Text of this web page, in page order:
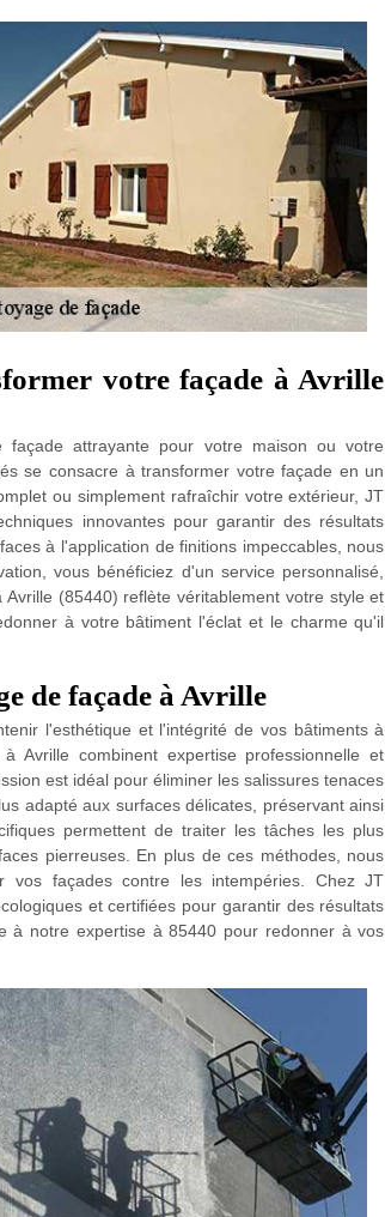
votre façade à Avrille
façade attrayante pour votre maison ou votre
se consacre à transformer votre façade en un
ou simplement rafraîchir votre extérieur, JT
innovantes pour garantir des résultats
à l'application de finitions impeccables, nous
vous bénéficiez d'un service personnalisé,
(85440) reflète véritablement votre style et
à votre bâtiment l'éclat et le charme qu'il
de façade à Avrille
l'esthétique et l'intégrité de vos bâtiments à
Avrille combinent expertise professionnelle et
est idéal pour éliminer les salissures tenaces
adapté aux surfaces délicates, préservant ainsi
permettent de traiter les tâches les plus
pierreuses. En plus de ces méthodes, nous
vos façades contre les intempéries. Chez JT
et certifiées pour garantir des résultats
à notre expertise à 85440 pour redonner à vos